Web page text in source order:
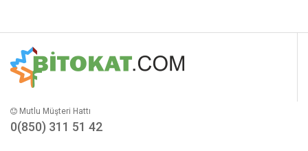
Mutlu Müşteri Hattı
0(850) 311 51 42